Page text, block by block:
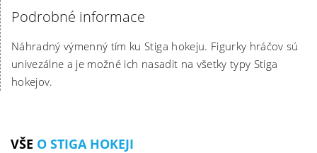
Podrobné informace
Náhradný výmenný tím ku Stiga hokeju. Figurky hráčov sú
univezálne a je možné ich nasadit na všetky typy Stiga
hokejov.
VŠE O STIGA HOKEJI